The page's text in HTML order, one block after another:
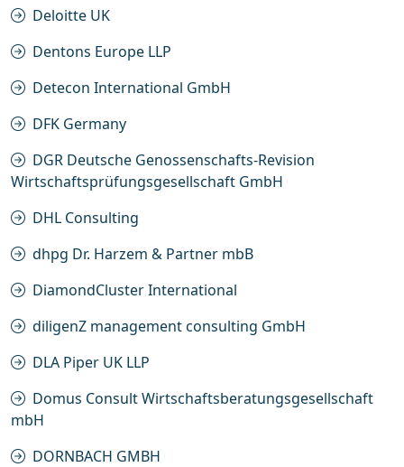
Deloitte UK
Dentons Europe LLP
Detecon International GmbH
DFK Germany
DGR Deutsche Genossenschafts-Revision
Wirtschaftsprüfungsgesellschaft GmbH
DHL Consulting
dhpg Dr. Harzem & Partner mbB
DiamondCluster International
diligenZ management consulting GmbH
DLA Piper UK LLP
Domus Consult Wirtschaftsberatungsgesellschaft
mbH
DORNBACH GMBH